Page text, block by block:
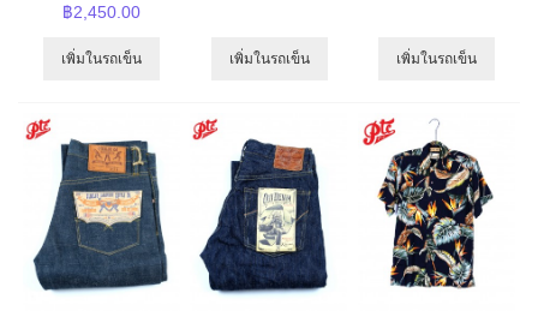
฿2,450.00
เพิ่มในรถเข็น เพิ่มในรถเข็น เพิ่มในรถเข็น